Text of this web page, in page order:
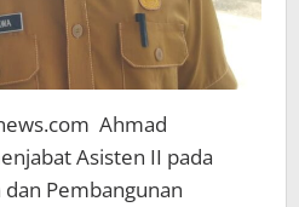
Ahmad
Asisten II pada
Pembangunan